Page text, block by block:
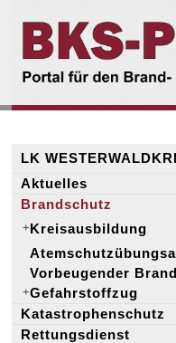
BKS-
Portal.rlp
LK
Aktuelles
Brandschutz
Kreisausbildung
Vorbeugender
Gefahrstoffzug
Katastrophenschutz
Rettungsdienst